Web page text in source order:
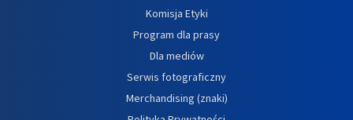
Komisja Etyki
Program dla prasy
Dla mediów
Serwis fotograficzny
Merchandising (znaki)